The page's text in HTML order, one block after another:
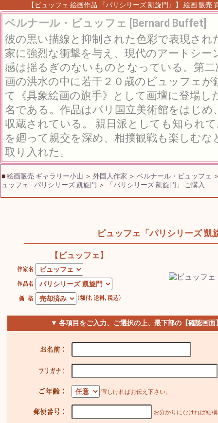
【ビュッフェ 絵画作品 『パリシリーズ 凱旋門』】 絵画 販売
ベルナール・ビュッフェ [Bernard Buffet]
彼の黒い描線と抑制された色彩で表現され
家に強烈な衝撃を与え、現代のアートシ
感は揺るぎのないものとなっている。第二
画の洪水の中に若干２０歳のビュッフェ
て《具象絵画の旗手》として画壇に登場
名である。作品はパリ国立美術館をはじめ
収蔵されている。 親日派としても知られ
を廻って親交を深め、相撲観戦も楽しむな
取り入れた。
■絵画販売 ギャラリー小山 ＞ 外国人作家 ＞ ベルナール・ビュッフェ
ュッフェ - パリシリーズ 凱旋門 ＞ 「パリシリーズ 凱旋門」 ご購入
ビュッフェ「パリシリーズ 凱
【ビュッフェ】
▼ 各項目をご入力、ご選択の上、最下部の【確認画
宜しければお伝え下さい。
お分かりになければ結